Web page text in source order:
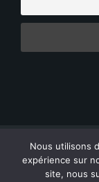
@ 2026
Nous utilisons
expérience sur
site, nous